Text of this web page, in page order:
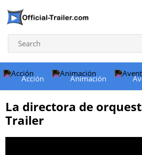
Acción Animación
La directora de
Trailer